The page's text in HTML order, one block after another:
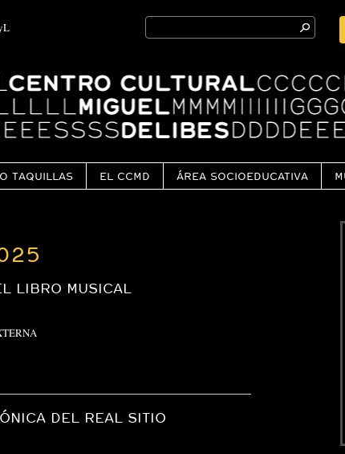
Search
for:
TAQUILLAS EL CCMD ÁREA SOCIOEDUCATIVA
LIBRO MUSICAL
DEL REAL SITIO